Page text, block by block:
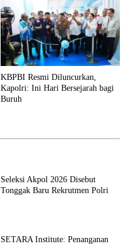
KBPBI Resmi Diluncurkan,
Kapolri: Ini Hari Bersejarah bagi
Buruh
Seleksi Akpol 2026 Disebut
Tonggak Baru Rekrutmen Polri
SETARA Institute: Penanganan